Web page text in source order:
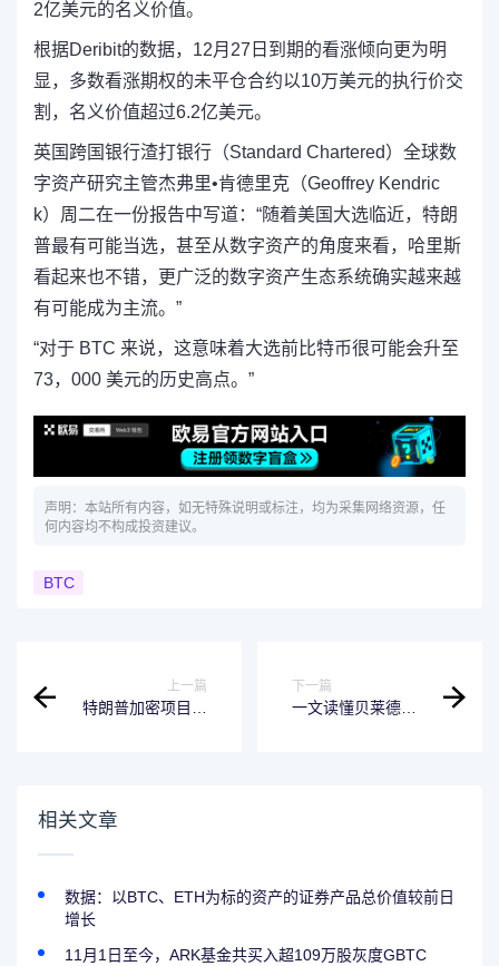
2亿美元的名义价值。
根据Deribit的数据，12月27日到期的看涨倾向更为明
显，多数看涨期权的未平仓合约以10万美元的执行价交
割，名义价值超过6.2亿美元。
英国跨国银行渣打银行（Standard Chartered）全球数
字资产研究主管杰弗里•肯德里克（Geoffrey Kendric
k）周二在一份报告中写道：“随着美国大选临近，特朗
普最有可能当选，甚至从数字资产的角度来看，哈里斯
看起来也不错，更广泛的数字资产生态系统确实越来越
有可能成为主流。”
“对于 BTC 来说，这意味着大选前比特币很可能会升至
73，000 美元的历史高点。”
声明：本站所有内容，如无特殊说明或标注，均为采集网络资源，任
何内容均不构成投资建议。
BTC
上一篇
特朗普加密项目首
下一篇
一文读懂贝莱德代
相关文章
数据：以BTC、ETH为标的资产的证券产品总价值较前日
增长
11月1日至今，ARK基金共买入超109万股灰度GBTC